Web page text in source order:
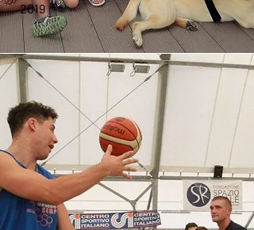
2019